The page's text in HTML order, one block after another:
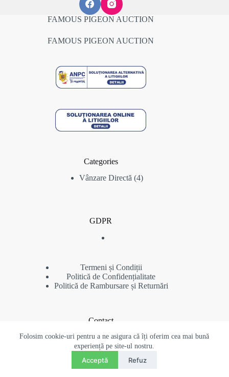
Folosim cookie-uri pentru a ne asigura că îți oferim cea mai bună
experiență pe site-ul nostru.
Acceptă Refuz
FAMOUS PIGEON AUCTION
FAMOUS PIGEON AUCTION
Categories
Vânzare Directă 44
GDPR
Termeni și Condiții
Politică de Confidențialitate
Politică de Rambursare și Returnări
Contact
Telefon: (+40) 734 480 384
contact@pigeonsromania.com
Copyright © 2022 - 2026 Pigeons Auctions - Toate drepturile
rezervate - Acest site web este proprietatea
EN